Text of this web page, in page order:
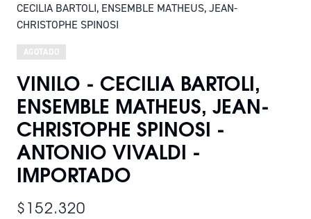
CECILIA BARTOLI, ENSEMBLE MATHEUS, JEAN-
CHRISTOPHE SPINOSI
AGOTADO
VINILO - CECILIA BARTOLI,
ENSEMBLE MATHEUS, JEAN-
CHRISTOPHE SPINOSI -
ANTONIO VIVALDI -
IMPORTADO
$152.320